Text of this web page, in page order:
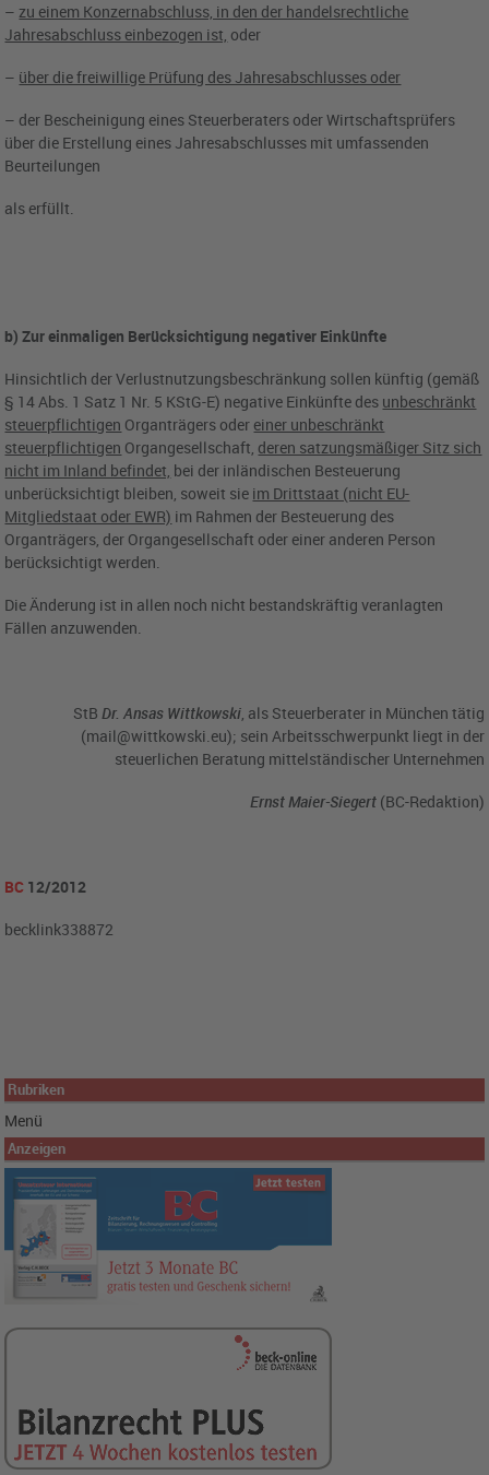
–zu einem Konzernabschluss, in den der handelsrechtliche
Jahresabschluss einbezogen ist, oder
– über die freiwillige Prüfung des Jahresabschlusses oder
– der Bescheinigung eines Steuerberaters oder Wirtschaftsprüfers
über die Erstellung eines Jahresabschlusses mit umfassenden
Beurteilungen
als erfüllt.
b) Zur einmaligen Berücksichtigung negativer Einkünfte
Hinsichtlich der Verlustnutzungsbeschränkung sollen künftig (gemäß
§ 14 Abs. 1 Satz 1 Nr. 5 KStG-E) negative Einkünfte des unbeschränkt
steuerpflichtigen Organträgers oder einer unbeschränkt
steuerpflichtigen Organgesellschaft, deren satzungsmäßiger Sitz sich
nicht im Inland befindet, bei der inländischen Besteuerung
unberücksichtigt bleiben, soweit sie im Drittstaat (nicht EU-
Mitgliedstaat oder EWR) im Rahmen der Besteuerung des
Organträgers, der Organgesellschaft oder einer anderen Person
berücksichtigt werden.
Die Änderung ist in allen noch nicht bestandskräftig veranlagten
Fällen anzuwenden.
StB Dr. Ansas Wittkowski, als Steuerberater in München tätig
(mail@wittkowski.eu); sein Arbeitsschwerpunkt liegt in der
steuerlichen Beratung mittelständischer Unternehmen
Ernst Maier-Siegert(BC-Redaktion)
BC 12/2012
becklink338872
Rubriken
Menü
Anzeigen